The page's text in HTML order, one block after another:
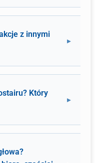
z innymi
Który